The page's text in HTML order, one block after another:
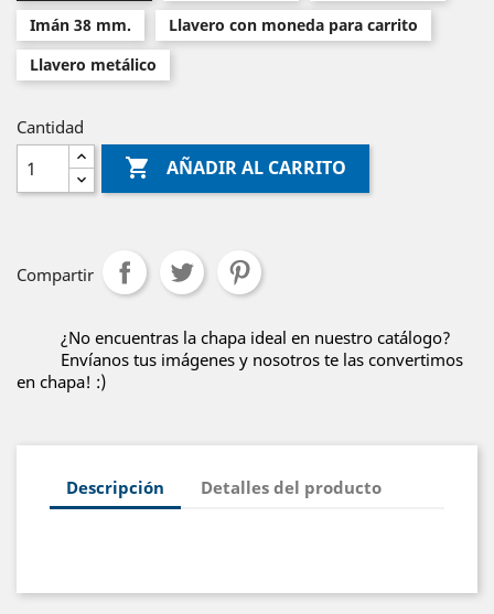
Imán 38 mm.
Llavero con moneda para carrito
Llavero metálico
Cantidad
 AÑADIR AL CARRITO
Compartir
¿No encuentras la chapa ideal en nuestro catálogo?
Envíanos tus imágenes y nosotros te las convertimos
en chapa! :)
Descripción Detalles del producto